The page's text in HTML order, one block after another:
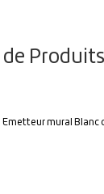
Produits
Emetteur mural Blanc